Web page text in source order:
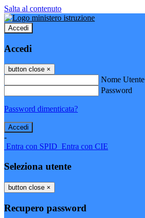
Salta al contenuto
Accedi
Accedi
button close ×
Nome Utente
Password
Password dimenticata?
-
Entra con SPID Entra con CIE
Seleziona utente
button close ×
Recupero password